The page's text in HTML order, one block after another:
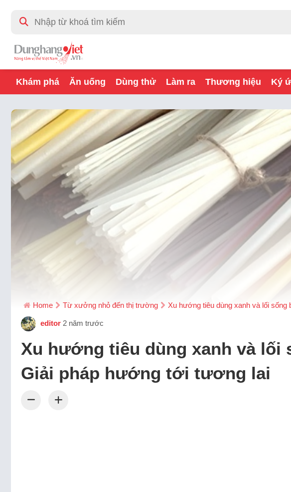
Khám phá Ăn uống Dùng thử Làm ra Thương hiệu Ký
Home Từ xưởng nhỏ đến thị trường Xu hướng tiêu dùng xanh và lối
editor 2 năm trước
Xu hướng tiêu dùng xanh và lối
Giải pháp hướng tới tương lai